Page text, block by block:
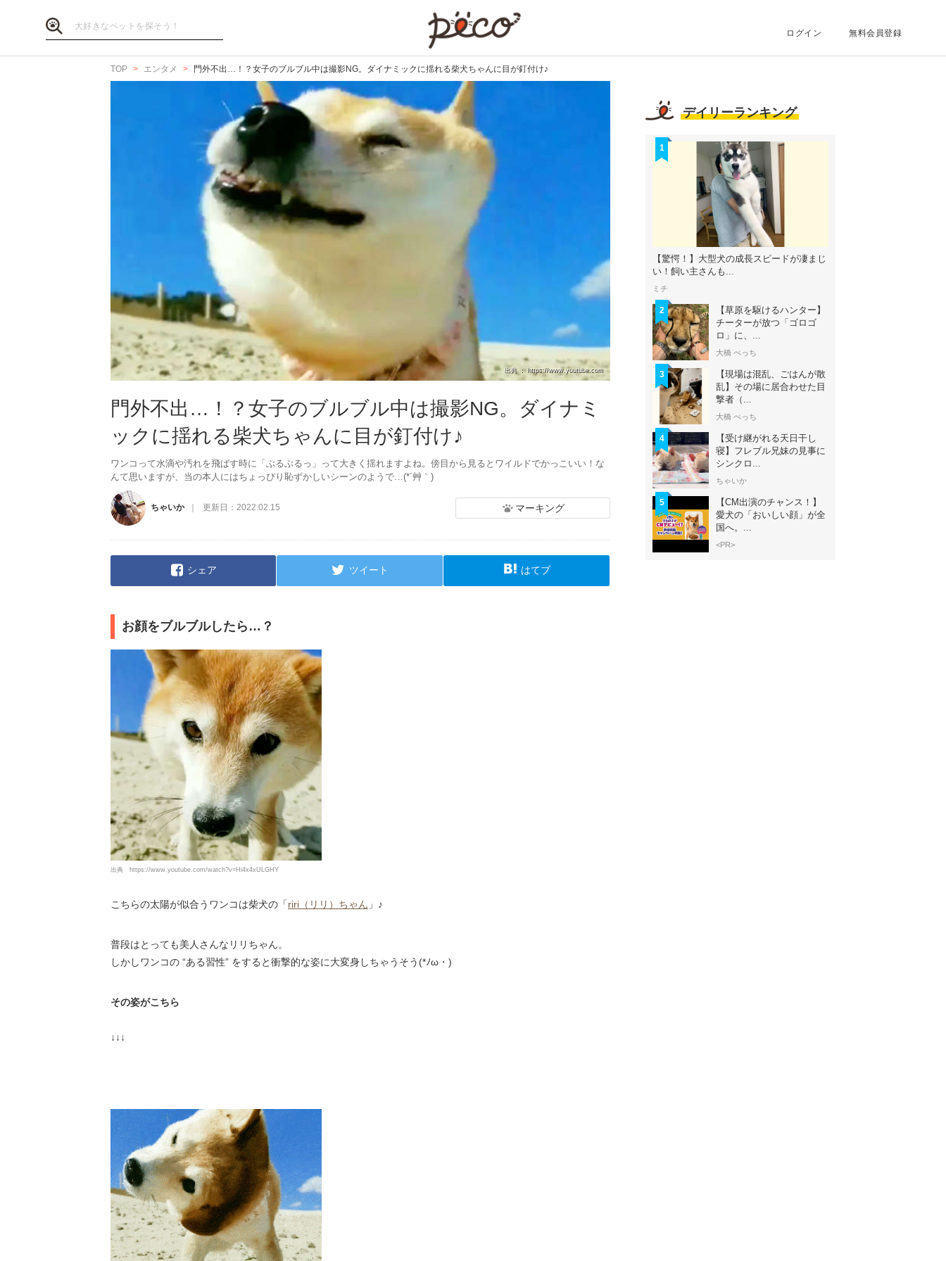
ログイン 無料会員登録
TOP エンタメ 門外不出…！？女子のブルブル中は撮影NG。ダイナミックに揺れる柴犬ちゃんに目が釘付け♪
出典 ： https://www.youtube.com
門外不出…！？女子のブルブル中は撮影NG。ダイナミ
ックに揺れる柴犬ちゃんに目が釘付け♪
ワンコって水滴や汚れを飛ばす時に「ぶるぶるっ」って大きく揺れますよね。傍目から見るとワイルドでかっこいい！な
んて思いますが、当の本人にはちょっぴり恥ずかしいシーンのようで…(*´艸｀)
ちゃいか 更新日： 2022.02.15 マーキング
シェア ツイート はてブ
お顔をブルブルしたら…？
出典 https://www.youtube.com/watch?v=Hi4x4xULGHY
こちらの太陽が似合うワンコは柴犬の「riri（リリ）ちゃん 」♪
普段はとっても美人さんなリリちゃん。
しかしワンコの “ある習性” をすると衝撃的な姿に大変身しちゃうそう(*ﾉω・)
その姿がこちら
↓↓↓
デイリーランキング
1
【驚愕！】大型犬の成長スピードが凄まじ
い！飼い主さんも...
ミチ
2
【草原を駆けるハンター】
チーターが放つ「ゴロゴ
ロ」に、...
大橋 ぺっち
3
【現場は混乱、ごはんが散
乱】その場に居合わせた目
撃者（...
大橋 ぺっち
4
【受け継がれる天日干し
寝】フレブル兄妹の見事に
シンクロ...
ちゃいか
5
【CM出演のチャンス！】
愛犬の「おいしい顔」が全
国へ。...
<PR>